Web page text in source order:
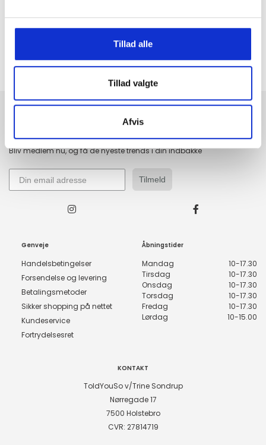
Tillad alle
Tillad valgte
Afvis
Ved bestilling inden kl. 16.00
KUNDESERVICE & SUPPORT
Tilmeld dig fashion news
Bliv medlem nu, og få de nyeste trends i din indbakke
Tilmeld
Genveje
Handelsbetingelser
Forsendelse og levering
Betalingsmetoder
Sikker shopping på nettet
Kundeservice
Fortrydelsesret
Åbningstider
Mandag
10-17.30
Tirsdag
10-17.30
Onsdag
10-17.30
Torsdag
10-17.30
Fredag
10-17.30
Lørdag
10-15.00
KONTAKT
ToldYouSo v/Trine Sondrup
Nørregade 17
7500 Holstebro
CVR: 27814719